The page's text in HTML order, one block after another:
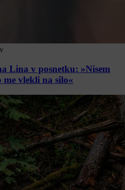
Lina v posnetku: »Nisem
vlekli na silo«